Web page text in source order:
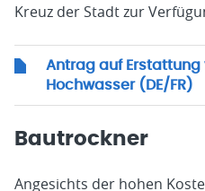
Kreuz der Stadt zur
Antrag auf Erstattung
Hochwasser (DE/FR)
Bautrockner
Angesichts der hohen